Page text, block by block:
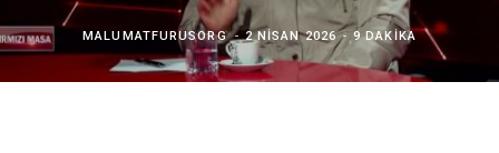
MALUMATFURUSORG 2 NISAN 2026 9 DAKIKA